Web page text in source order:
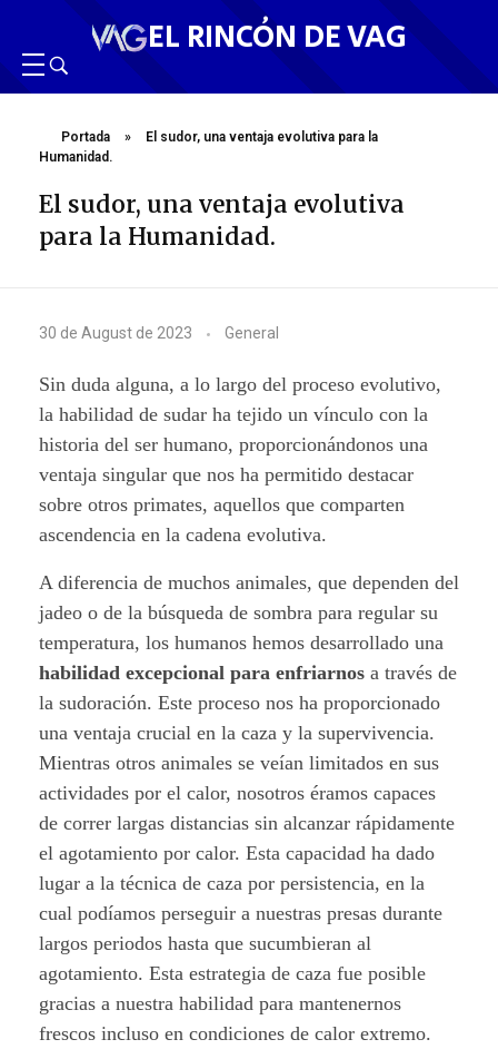
EL RINCÓN DE VAG
Portada »
El sudor, una ventaja evolutiva para la
Humanidad.
El sudor, una ventaja evolutiva
para la Humanidad.
E
l
s
u
d
o
r
,
u
n
a
v
e
n
t
a
30 de August de 2023 General
Sin duda alguna, a lo largo del proceso evolutivo,
la habilidad de sudar ha tejido un vínculo con la
historia del ser humano, proporcionándonos una
ventaja singular que nos ha permitido destacar
sobre otros primates, aquellos que comparten
ascendencia en la cadena evolutiva.
A diferencia de muchos animales, que dependen del
jadeo o de la búsqueda de sombra para regular su
temperatura, los humanos hemos desarrollado una
habilidad excepcional para enfriarnos a través de
la sudoración. Este proceso nos ha proporcionado
una ventaja crucial en la caza y la supervivencia.
Mientras otros animales se veían limitados en sus
actividades por el calor, nosotros éramos capaces
de correr largas distancias sin alcanzar rápidamente
el agotamiento por calor. Esta capacidad ha dado
lugar a la técnica de caza por persistencia, en la
cual podíamos perseguir a nuestras presas durante
largos periodos hasta que sucumbieran al
agotamiento. Esta estrategia de caza fue posible
gracias a nuestra habilidad para mantenernos
frescos incluso en condiciones de calor extremo.